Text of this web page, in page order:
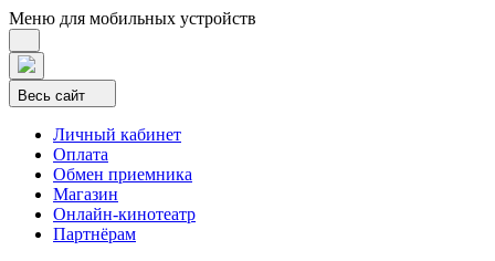
Меню для мобильных устройств
Весь сайт
Личный кабинет
Оплата
Обмен приемника
Магазин
Онлайн-кинотеатр
Партнёрам